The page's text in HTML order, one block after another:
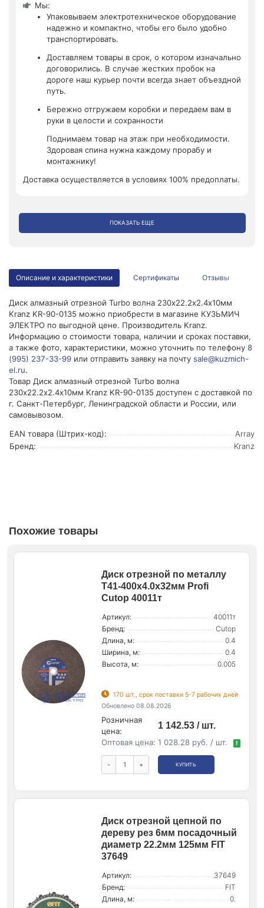
Мы:
Упаковываем электротехническое оборудование
надежно и компактно, чтобы его было удобно
транспортировать.
Доставляем товары в срок, о котором изначально
договорились. В случае жестких пробок на
дороге наш курьер почти всегда знает объездной
путь.
Бережно отгружаем коробки и передаем вам в
руки в целости и сохранности
Поднимаем товар на этаж при необходимости.
Здоровая спина нужна каждому прорабу и
монтажнику!
Доставка осуществляется в условиях 100% предоплаты.
ПОКАЗАТЬ ЕЩЕ
Описание и характеристики Сертификаты Отзывы
Диск алмазный отрезной Turbo волна 230х22.2х2.4х10мм
Kranz KR-90-0135 можно приобрести в магазине КУЗЬМИЧ
ЭЛЕКТРО по выгодной цене. Производитель Kranz.
Информацию о стоимости товара, наличии и сроках поставки,
а также фото, характеристики, можно уточнить по телефону 8
(995) 237-33-99 или отправить заявку на почту sale@kuzmich-
el.ru.
Товар Диск алмазный отрезной Turbo волна
230х22.2х2.4х10мм Kranz KR-90-0135 доступен с доставкой по
г. Санкт-Петербург, Ленинградской области и России, или
самовывозом.
EAN товара (Штрих-код):
Array
Бренд:
Kranz
Похожие товары
Диск отрезной по металлу
Т41-400х4.0х32мм Profi
Cutop 40011т
Артикул:
40011т
Бренд:
Cutop
Длина, м:
0.4
Ширина, м:
0.4
Высота, м:
0.005
170 шт., срок поставки 5-7 рабочих дней
Обновлено 08.08.2026
Розничная
цена:
1 142.53 / шт.
Оптовая цена: 1 028.28 руб. / шт. !
- + КУПИТЬ
Диск отрезной цепной по
дереву рез 6мм посадочный
диаметр 22.2мм 125мм FIT
37649
Артикул:
37649
Бренд:
FIT
Длина, м:
0.